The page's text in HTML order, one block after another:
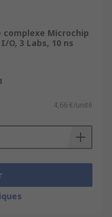
sont
d'un bloc de
être
Microchip
I/O, 3 Labs, 10 ns
4,66 €/unité